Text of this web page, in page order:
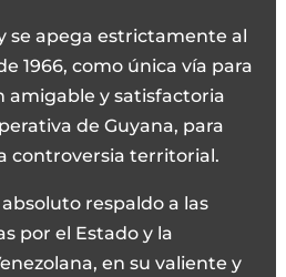
se apega estrictamente al
1966, como única vía para
amigable y satisfactoria
de Guyana, para
controversia territorial.
respaldo a las
por el Estado y la
en su valiente y